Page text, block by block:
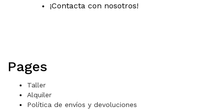
¡Contacta con nosotros!
Pages
Taller
Alquiler
Política de envíos y devoluciones